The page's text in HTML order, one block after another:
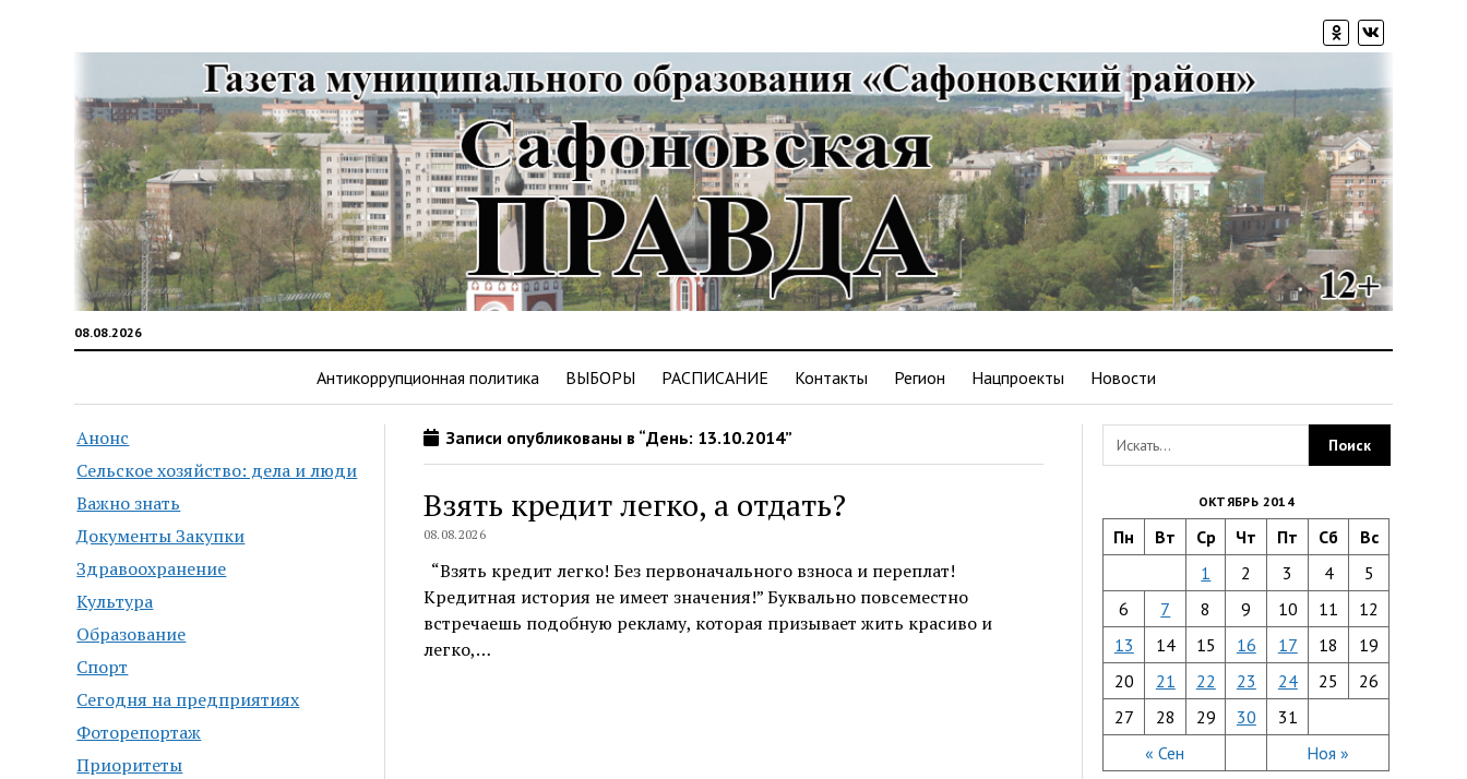
08.08.2026
Антикоррупционная политика ВЫБОРЫ РАСПИСАНИЕ Контакты Регион Нацпроекты Новости
Анонс
Сельское хозяйство: дела и люди
Важно знать
Документы Закупки
Здравоохранение
Культура
Образование
Спорт
Сегодня на предприятиях
Фоторепортаж
Приоритеты
Записи опубликованы в “День: 13.10.2014”
Взять кредит легко, а отдать?
08.08.2026
“Взять кредит легко! Без первоначального взноса и переплат!
Кредитная история не имеет значения!” Буквально повсеместно
встречаешь подобную рекламу, которая призывает жить красиво и
легко,…
ОКТЯБРЬ 2014
Пн Вт Ср Чт Пт Сб Вс
« Сен Ноя »
1 2 3 4
5
6
7 8 9 10 11
12
13
14 15 16 17 18
19
20
21 22 23 24 25
26
27
28 29 30 31